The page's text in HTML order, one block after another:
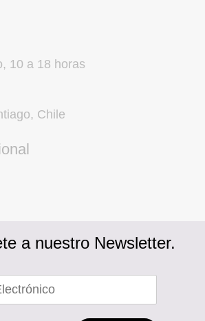
10 a 18 horas
Chile
a nuestro Newsletter.